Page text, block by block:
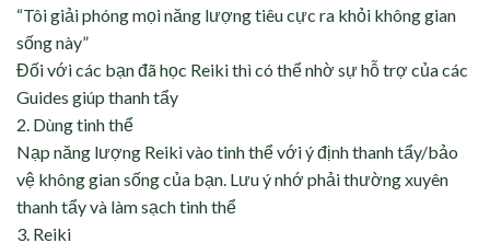
“Tôi giải phóng mọi năng lượng tiêu cực ra khỏi không gian
sống này”
Đối với các bạn đã học Reiki thì có thể nhờ sự hỗ trợ của các
Guides giúp thanh tẩy
2. Dùng tinh thể
Nạp năng lượng Reiki vào tinh thể với ý định thanh tẩy/bảo
vệ không gian sống của bạn. Lưu ý nhớ phải thường xuyên
thanh tẩy và làm sạch tinh thể
3. Reiki